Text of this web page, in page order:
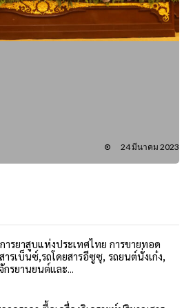
24 มีนาคม 2023
ารยาสูบแห่งประเทศไทย การขายทอด
ารเบ็นซ์,รถโดยสารอีซูซุ, รถยนต์นั่งเก๋ง,
กรยานยนต์และ...